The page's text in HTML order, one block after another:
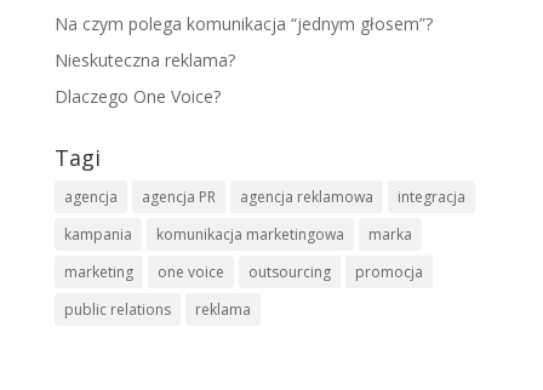
Na czym polega komunikacja “jednym głosem”?
Nieskuteczna reklama?
Dlaczego One Voice?
Tagi
agencja agencja PR agencja reklamowa
integracja
kampania
komunikacja marketingowa
marka
marketing
one voice outsourcing
promocja
public relations
reklama